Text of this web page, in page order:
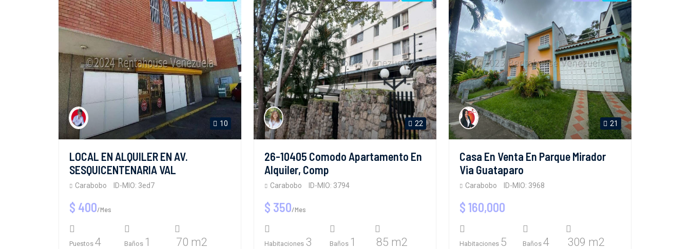
10
LOCAL EN ALQUILER EN AV.
SESQUICENTENARIA VAL
Carabobo ID-MIO: 3ed7
$ 400/Mes
Puestos 4 Baños 1 70 m2
22
26-10405 Comodo Apartamento En
Alquiler, Comp
Carabobo ID-MIO: 3794
$ 350/Mes
Habitaciones 3 Baños 1 85 m2
21
Casa En Venta En Parque Mirador
Via Guataparo
Carabobo ID-MIO: 3968
$ 160,000
Habitaciones 5 Baños 4 309 m2